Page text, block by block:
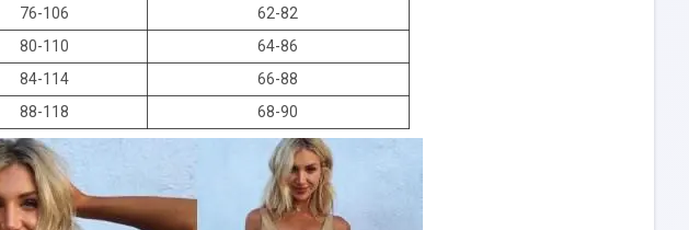
76-106
62-82
80-110
64-86
84-114
66-88
88-118 68-90